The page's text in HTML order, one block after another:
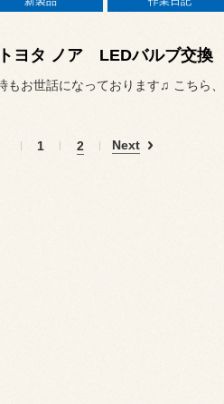
トヨタ ノア LEDバルブ交換
1 2 Next